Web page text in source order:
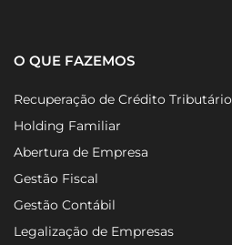
O QUE FAZEMOS
Recuperação de Crédito Tributário
Holding Familiar
Abertura de Empresa
Gestão Fiscal
Gestão Contábil
Legalização de Empresas